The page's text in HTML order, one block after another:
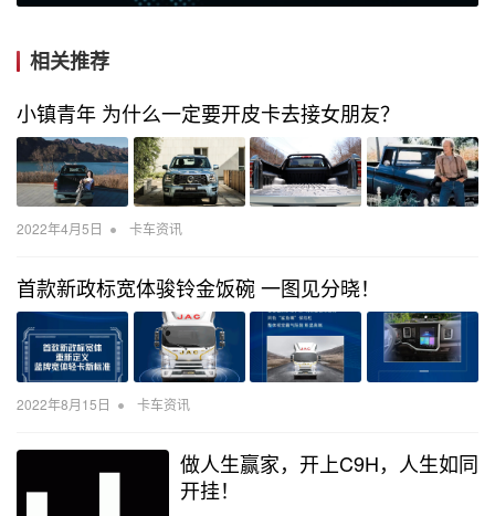
相关推荐
小镇青年 为什么一定要开皮卡去接女朋友？
2022年4月5日 • 卡车资讯
首款新政标宽体骏铃金饭碗 一图见分晓！
2022年8月15日 • 卡车资讯
做人生赢家，开上C9H，人生如同
开挂！